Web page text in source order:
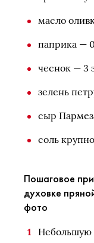
масло
паприка —
чеснок — 3
зелень
сыр
соль
Пошаговое
духовке
фото
Небольшую